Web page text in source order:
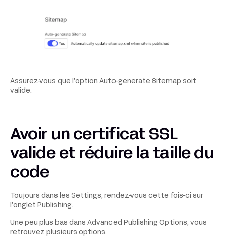
Assurez-vous que l’option Auto-generate Sitemap soit
valide.
Avoir un certificat SSL
valide et réduire la taille du
code
Toujours dans les Settings, rendez-vous cette fois-ci sur
l’onglet Publishing.
Une peu plus bas dans Advanced Publishing Options, vous
retrouvez plusieurs options.